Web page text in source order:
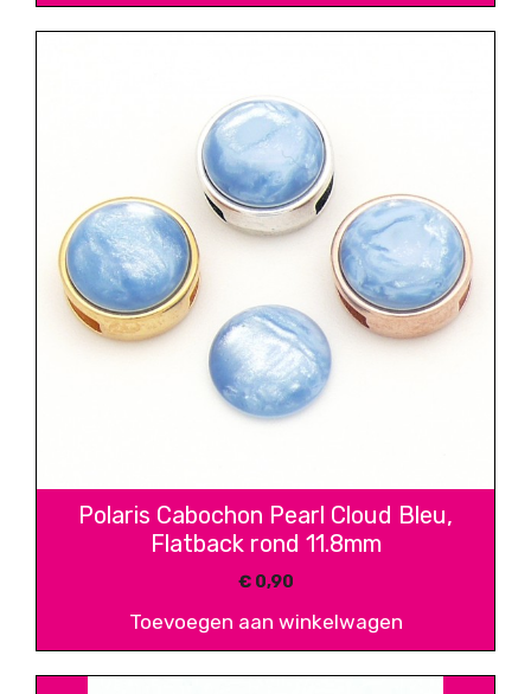
Polaris Cabochon Pearl Cloud Bleu,
Flatback rond 11.8mm
€0,90
Toevoegen aan winkelwagen